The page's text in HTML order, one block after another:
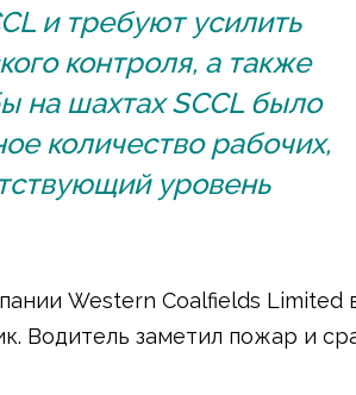
и требуют усилить
контроля, а также
на шахтах SCCL было
количество рабочих,
уровень
Western Coalfields Limited
Водитель заметил пожар и